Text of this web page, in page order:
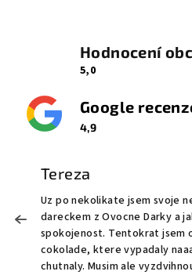
Hodnocení
5,0
Google
4,9
Tereza
Uz po nekolikate jsem svoje
dareckem z Ovocne Darky a jako vzdy - naprosta
spokojenost. Tentokrat jsem
cokolade, ktere vypadaly naaadherne. Verim, ze i tak
chutnaly. Musim ale